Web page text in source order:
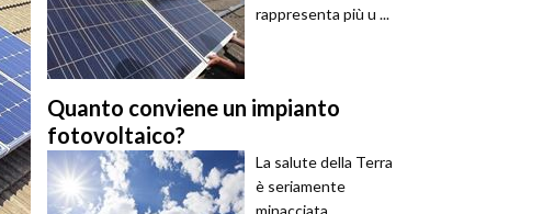
rappresenta più u ...
Quanto conviene un impianto
fotovoltaico?
La salute della Terra
è seriamente
minacciata